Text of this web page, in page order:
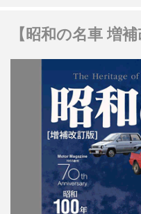
【昭和の名車 増